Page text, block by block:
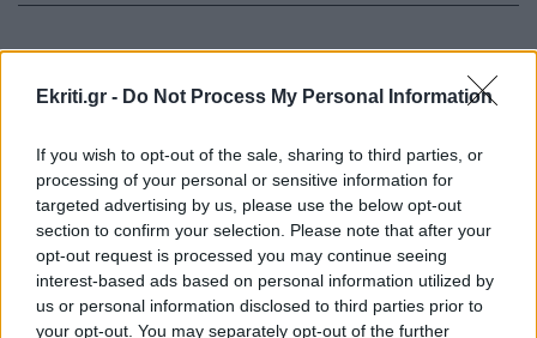
Ekriti.gr - Do Not Process My Personal Information
If you wish to opt-out of the sale, sharing to third parties, or
processing of your personal or sensitive information for
targeted advertising by us, please use the below opt-out
section to confirm your selection. Please note that after your
opt-out request is processed you may continue seeing
interest-based ads based on personal information utilized by
us or personal information disclosed to third parties prior to
your opt-out. You may separately opt-out of the further
20:00
GOSSIP - LIFESTYLE
Ο Γιάννης Τσιμιτσέλης φέρνει την απόλυτη
ανατροπή με το «The Quiz With Balls» στον
ΣΚΑΪ